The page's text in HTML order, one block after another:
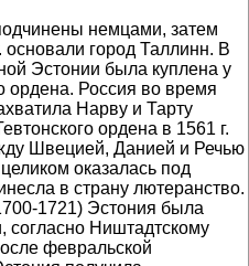
немцами, затем
основали город Таллинн. В
Эстонии была куплена у
ордена. Россия во время
Нарву и Тарту
ордена в 1561 г.
Швецией, Данией и Речью
оказалась под
в страну лютеранство.
1721) Эстония была
согласно Ништадтскому
февральской